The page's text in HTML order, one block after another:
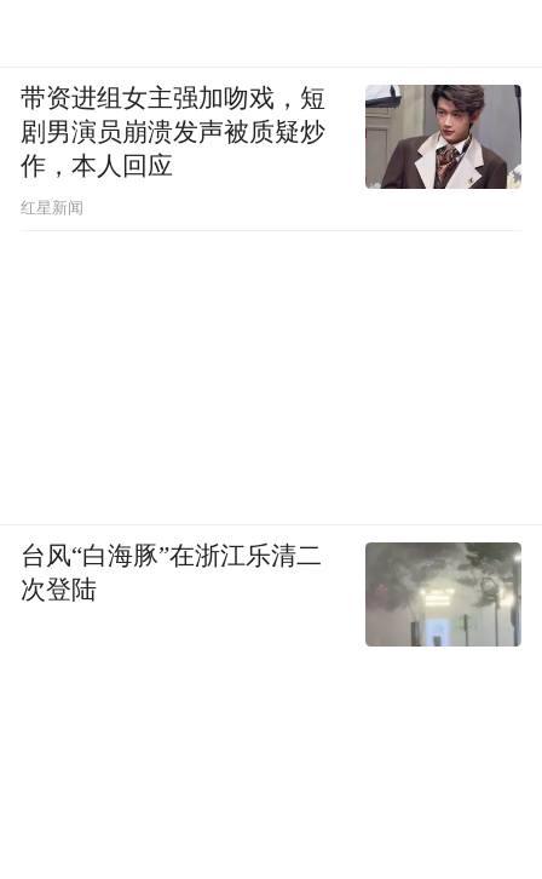
带资进组女主强加吻戏，短
剧男演员崩溃发声被质疑炒
作，本人回应
​红星新闻
台风“白海豚”在浙江乐清二
次登陆